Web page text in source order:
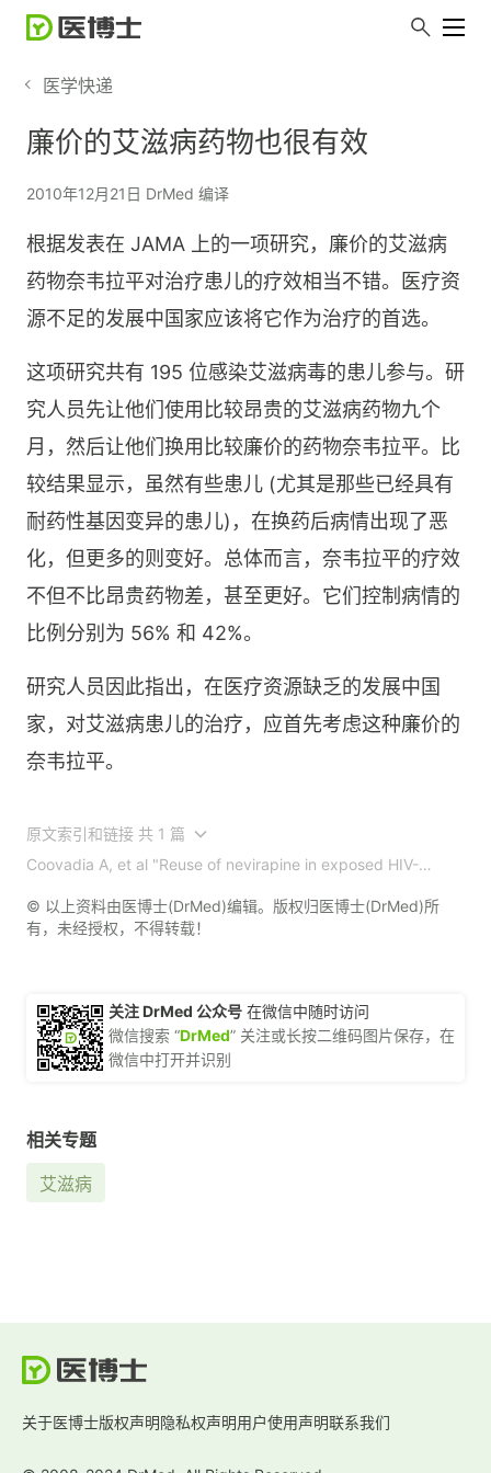
医学快递
廉价的艾滋病药物也很有效
2010年12月21日 DrMed 编译
根据发表在 JAMA 上的一项研究，廉价的艾滋病
药物奈韦拉平对治疗患儿的疗效相当不错。医疗资
源不足的发展中国家应该将它作为治疗的首选。
这项研究共有 195 位感染艾滋病毒的患儿参与。研
究人员先让他们使用比较昂贵的艾滋病药物九个
月，然后让他们换用比较廉价的药物奈韦拉平。比
较结果显示，虽然有些患儿 (尤其是那些已经具有
耐药性基因变异的患儿)，在换药后病情出现了恶
化，但更多的则变好。总体而言，奈韦拉平的疗效
不但不比昂贵药物差，甚至更好。它们控制病情的
比例分别为 56% 和 42%。
研究人员因此指出，在医疗资源缺乏的发展中国
家，对艾滋病患儿的治疗，应首先考虑这种廉价的
奈韦拉平。
原文索引和链接 共 1 篇
Coovadia A, et al "Reuse of nevirapine in exposed HIV-
suppression: A randomized controlled trial" JAMA 2010;
304(10): 1082-1090.
© 以上资料由医博士(DrMed)编辑。版权归医博士(DrMed)所
有，未经授权，不得转载！
关注 DrMed 公众号 在微信中随时访问
微信搜索 “DrMed” 关注或长按二维码图片保存，在
微信中打开并识别
相关专题
艾滋病
关于医博士版权声明隐私权声明用户使用声明联系我们